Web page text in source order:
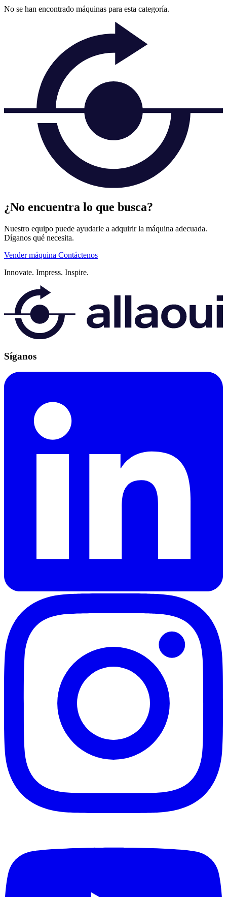
No se han encontrado máquinas para esta categoría.
¿No encuentra lo que busca?
Nuestro equipo puede ayudarle a adquirir la máquina adecuada.
Díganos qué necesita.
Vender máquina Contáctenos
Innovate. Impress. Inspire.
Síganos